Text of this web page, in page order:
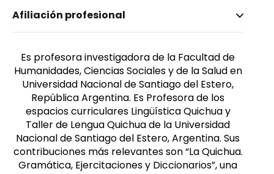
Albarracín, Lelia Inés
Femenino
Afiliación profesional
Es profesora investigadora de la Facultad de
Humanidades, Ciencias Sociales y de la Salud en
Universidad Nacional de Santiago del Estero,
República Argentina. Es Profesora de los
espacios curriculares Lingüística Quichua y
Taller de Lengua Quichua de la Universidad
Nacional de Santiago del Estero, Argentina. Sus
contribuciones más relevantes son “La Quichua.
Gramática, Ejercitaciones y Diccionarios”, una